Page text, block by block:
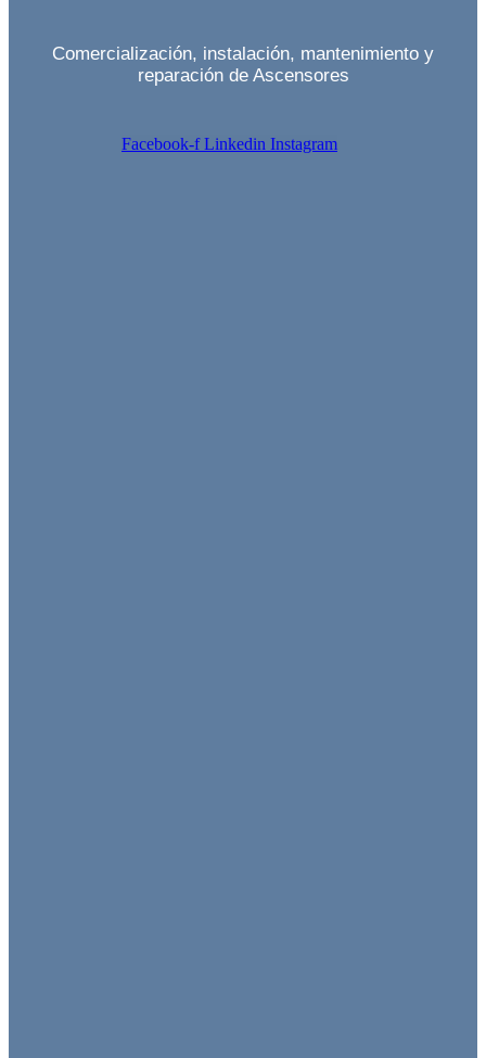
Comercialización, instalación, mantenimiento y
reparación de Ascensores
Facebook-f Linkedin Instagram